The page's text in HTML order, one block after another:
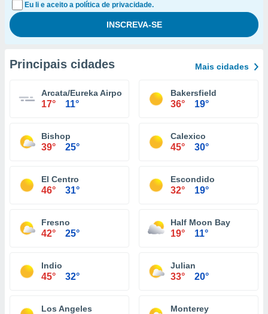
Eu li e aceito a política de privacidade.
Principais cidades Mais cidades
Arcata/Eureka Airport
17° 11°
Bakersfield
36° 19°
Bishop
39° 25°
Calexico
45° 30°
El Centro
46° 31°
Escondido
32° 19°
Fresno
42° 25°
Half Moon Bay
19° 11°
Indio
45° 32°
Julian
33° 20°
Los Angeles Monterey